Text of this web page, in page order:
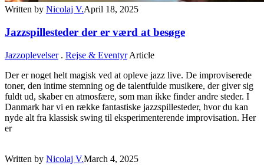
Written by Nicolaj V.April 18, 2025
Jazzspillesteder der er værd at besøge
Jazzoplevelser. Rejse & EventyrArticle
Der er noget helt magisk ved at opleve jazz live. De improviserede
toner, den intime stemning og de talentfulde musikere, der giver sig
fuldt ud, skaber en atmosfære, som man ikke finder andre steder. I
Danmark har vi en række fantastiske jazzspillesteder, hvor du kan
nyde alt fra klassisk swing til eksperimenterende improvisation. Her
er
Written by Nicolaj V.March 4, 2025